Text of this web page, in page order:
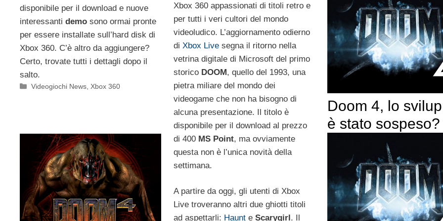
disponibile per il download e nuove
interessanti demo sono ormai pronte
per essere installate sull’hard disk di
Xbox 360. C’è altro da aggiungere?
Certo, trovate tutti i dettagli dopo il
salto.
Categorie
Videogiochi News Xbox 360
Xbox 360 appassionati di titoli retro e
per tutti i veri cultori del mondo
videoludico. L’aggiornamento odierno
di Xbox Livesegna il ritorno nella
vetrina digitale di Microsoft del primo
storico DOOM, quello del 1993, una
pietra miliare del mondo dei
videogame che non ha bisogno di
alcuna presentazione. Il titolo è
disponibile per il download al prezzo
di 400 MS Point, ma ovviamente
questa non è l’unica novità della
settimana.
A partire da oggi, gli utenti di Xbox
Live troveranno altri due ghiotti titoli
ad aspettarli: Haunte Scarygirl . Il
Doom 4, lo
è stato sospeso?